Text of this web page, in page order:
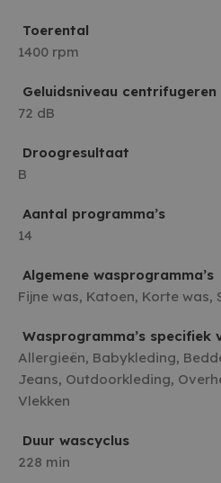
Toerental
1400 rpm
Geluidsniveau centrifugeren
72 dB
Droogresultaat
B
Aantal programma’s
14
Algemene wasprogramma’s
Fijne was, Katoen, Korte was,
Wasprogramma’s specifiek
Allergieën, Babykleding,
Jeans, Outdoorkleding,
Vlekken
Duur wascyclus
228 min